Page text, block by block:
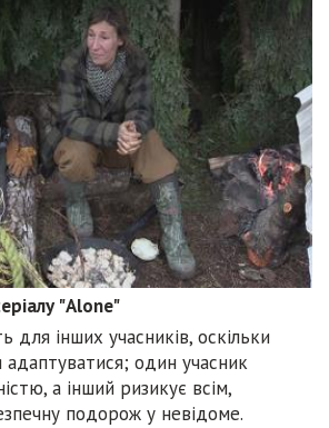
"Alone"
для інших учасників, оскільки
один учасник
а інший ризикує всім,
подорож у невідоме.